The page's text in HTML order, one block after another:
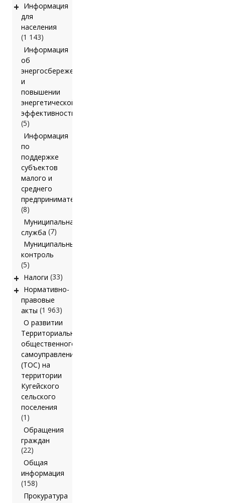
+ Информация
для
населения
(1 143)
Информация
об
энергосбережении
и
повышении
энергетической
эффективности
(5)
Информация
по
поддержке
субъектов
малого и
среднего
предпринимательства
(8)
Муниципальная
служба (7)
Муниципальный
контроль
(5)
+ Налоги (33)
+ Нормативно-
правовые
акты (1 963)
О развитии
Территориального
общественного
самоуправления
(ТОС) на
территории
Кугейского
сельского
поселения
(1)
Обращения
граждан
(22)
Общая
информация
(158)
Прокуратура